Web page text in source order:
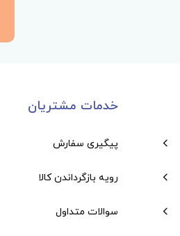
خدمات مشتریان
پیگیری سفارش
رویه بازگرداندن کالا
سوالات متداول